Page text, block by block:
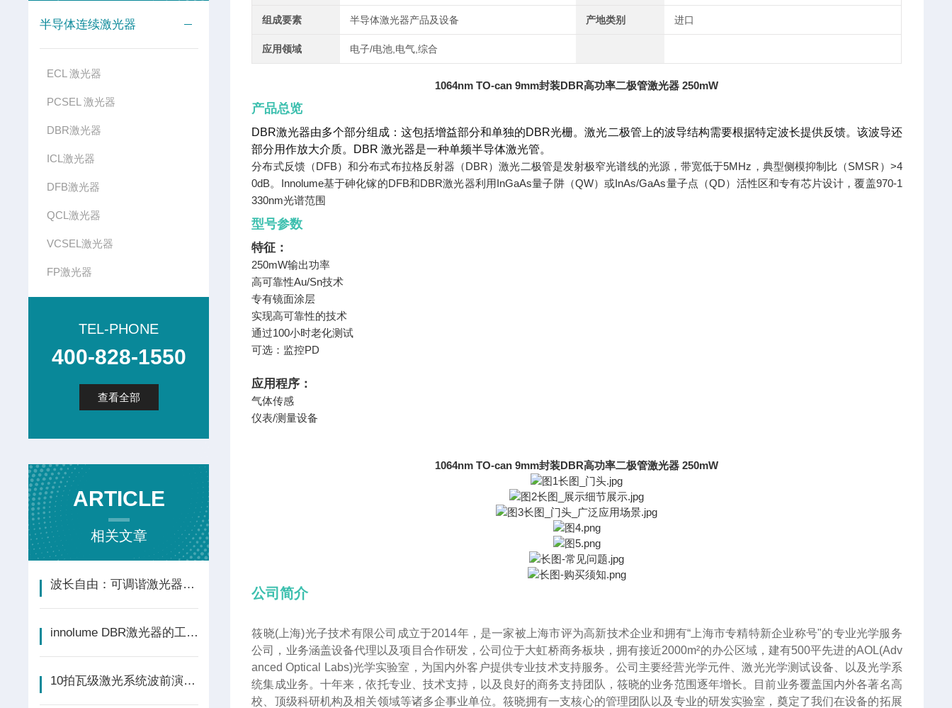
半导体连续激光器
ECL 激光器
PCSEL 激光器
DBR激光器
ICL激光器
DFB激光器
QCL激光器
VCSEL激光器
FP激光器
TEL-PHONE
400-828-1550
查看全部
ARTICLE
相关文章
波长自由：可调谐激光器的技术全景与系统应用
innolume DBR激光器的工作原理与应用
10拍瓦级激光系统波前演变及分析
组成要素 半导体激光器产品及设备 产地类别 进口
应用领域 电子/电池,电气,综合
1064nm TO-can 9mm封装DBR高功率二极管激光器 250mW
产品总览
DBR激光器由多个部分组成：这包括增益部分和单独的DBR光栅。激光二极管上的波导结构需要根据特定波长提供反馈。该波导还
部分用作放大介质。DBR 激光器是一种单频半导体激光管。
分布式反馈（DFB）和分布式布拉格反射器（DBR）激光二极管是发射极窄光谱线的光源，带宽低于5MHz，典型侧模抑制比（SMSR）>4
0dB。Innolume基于砷化镓的DFB和DBR激光器利用InGaAs量子阱（QW）或InAs/GaAs量子点（QD）活性区和专有芯片设计，覆盖970-1
330nm光谱范围
型号参数
特征：
250mW输出功率
高可靠性Au/Sn技术
专有镜面涂层
实现高可靠性的技术
通过100小时老化测试
可选：监控PD
应用程序：
气体传感
仪表/测量设备
1064nm TO-can 9mm封装DBR高功率二极管激光器 250mW
公司简介
筱晓(上海)光子技术有限公司成立于2014年， 是一家被上海市评为高新技术企业和拥有“上海市专精特新企业称号"的专业光学服务
公司，业务涵盖设备代理以及项目合作研发，公司位于大虹桥商务板块，拥有接近2000m²的办公区域，建有500平先进的AOL(Adv
anced Optical Labs)光学实验室，为国内外客户提供专业技术支持服务。公司主要经营光学元件、激光光学测试设备、以及光学系
统集成业务。十年来 ，依托专业、技术支持，以及良好的商务支持团队，筱晓的业务范围逐年增长。目前业务覆盖国内外各著名高
校、顶级科研机构及相关领域等诸多企事业单位。筱晓拥有一支核心的管理团队以及专业的研发实验室，奠定了我们在设备的拓展